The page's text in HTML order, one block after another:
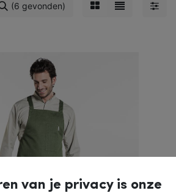
(6 gevonden)
van je privacy is onze